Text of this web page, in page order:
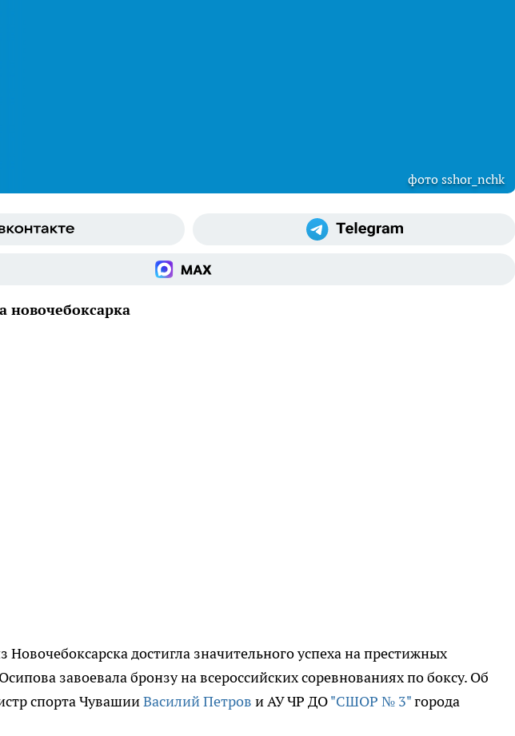
фото sshor_nchk
новочебоксарка
достигла значительного успеха на престижных
завоевала бронзу на всероссийских соревнованиях по боксу. Об
спорта ЧувашииВасилий Петров и АУ ЧР ДО"СШОР № 3"города